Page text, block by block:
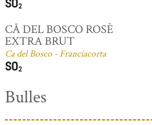
CÅ DEL BOSCO ROSÈ
EXTRA BRUT
Ca del Bosco - Franciacorta
Bulles